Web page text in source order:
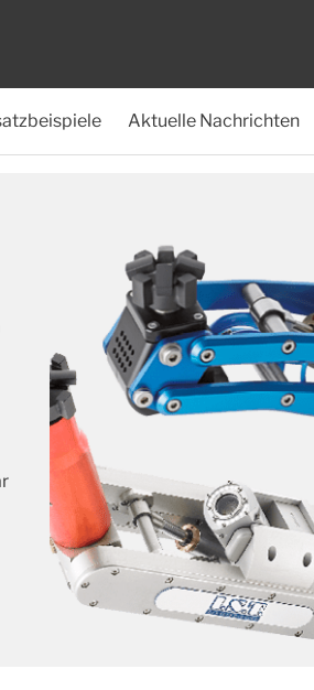
Aktuelle Nachrichten